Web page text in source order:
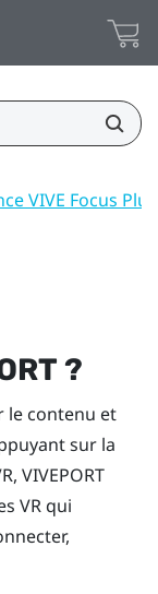
VIVE Focus Plus
?
le contenu et
sur la
VIVEPORT
VR qui